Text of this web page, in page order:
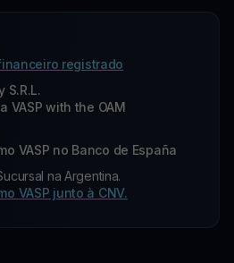
registrado
S.R.L.
VASP with the OAM
VASP no Banco de España
na Argentina.
VASP junto à CNV.